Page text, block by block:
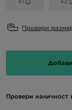
Провери
Провери наличност